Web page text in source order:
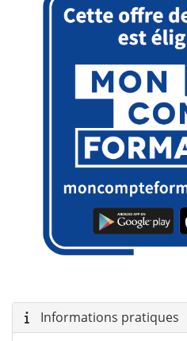
Informations pratiques